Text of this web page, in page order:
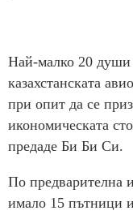
Най-малко 20 души
казахстанската
при опит да се
икономическата
предаде Би Би Си.
По предварителна
имало 15 пътници